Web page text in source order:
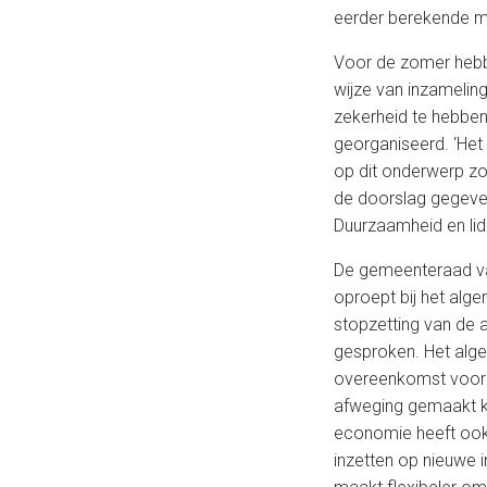
eerder berekende
Voor de zomer
wijze van
zekerheid te
georganiseerd.
op dit onderwerp
de doorslag
Duurzaamheid en
De gemeenteraad
oproept bij het
stopzetting van de
gesproken. Het
overeenkomst
afweging gemaakt
economie heeft
inzetten op nieuwe